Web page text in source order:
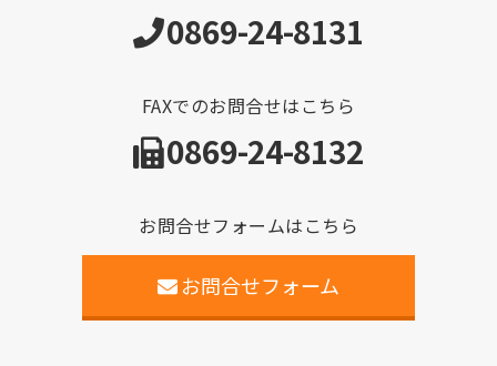
0869-24-8131
FAXでのお問合せはこちら
0869-24-8132
お問合せフォームはこちら
お問合せフォーム